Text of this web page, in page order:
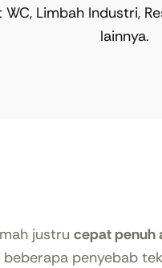
Limbah Industri,
lainnya.
justru cepat penuh
penyebab